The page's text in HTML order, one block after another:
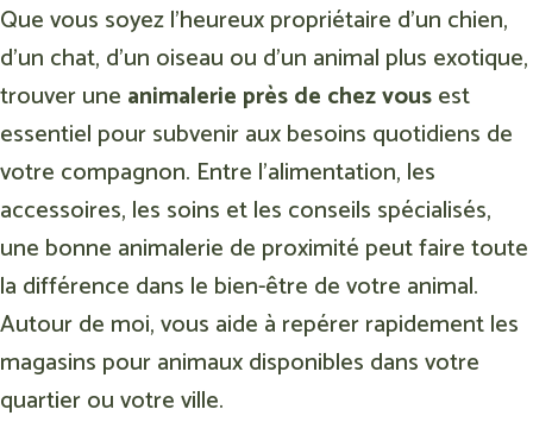
Que vous soyez l’heureux propriétaire d’un chien,
d’un chat, d’un oiseau ou d’un animal plus exotique,
trouver une animalerie près de chez vousest
essentiel pour subvenir aux besoins quotidiens de
votre compagnon. Entre l’alimentation, les
accessoires, les soins et les conseils spécialisés,
une bonne animalerie de proximité peut faire toute
la différence dans le bien-être de votre animal.
Autour de moi, vous aide à repérer rapidement les
magasins pour animaux disponibles dans votre
quartier ou votre ville.